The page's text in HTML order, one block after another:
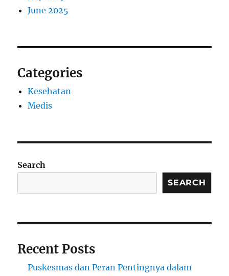
June 2025
Categories
Kesehatan
Medis
Search
SEARCH
Recent Posts
Puskesmas dan Peran Pentingnya dalam